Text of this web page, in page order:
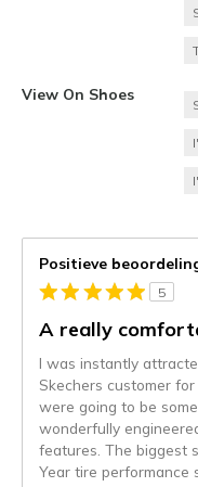
View On Shoes
Positieve
5
A really
I was instantly
Skechers customer
were going to be
wonderfully
features. The biggest
Year tire performance